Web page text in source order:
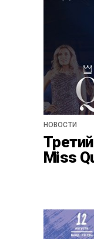
НОВОСТИ
Miss